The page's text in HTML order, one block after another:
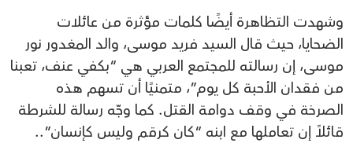
وشهدت التظاهرة أيضًا كلمات مؤثرة من عائلات
الضحايا، حيث قال السيد فريد موسى، والد المغدور نور
موسى، إن رسالته للمجتمع العربي هي “بكفي عنف، تعبنا
من فقدان الأحبة كل يوم”، متمنيًا أن تسهم هذه
الصرخة في وقف دوامة القتل. كما وجّه رسالة للشرطة
قائلاً إن تعاملها مع ابنه “كان كرقم وليس كإنسان”..